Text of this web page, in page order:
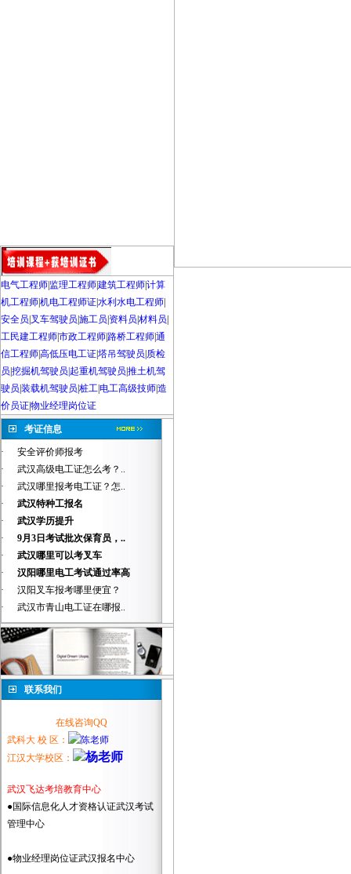
电气工程师 监理工程师建筑工程师计算
机工程师机电工程师证水利水电工程师
安全员 叉车驾驶员 施工员 资料员 材料员
工民建工程师市政工程师路桥工程师通
信工程师高低压电工证塔吊驾驶员 质检
员 挖掘机驾驶员|起重机驾驶员 推土机驾
驶员 装载机驾驶员 桩工电工高级技师造
价员证物业经理岗位证
考证信息
·
安全评价师报考
·
武汉高级电工证怎么考？..
·
武汉哪里报考电工证？怎..
·
武汉特种工报名
·
武汉学历提升
·
9月3日考试批次保育员，..
·
武汉哪里可以考叉车
·
汉阳哪里电工考试通过率高
·
汉阳叉车报考哪里便宜？
·
武汉市青山电工证在哪报..
联系我们
在线咨询QQ
武科大 校 区：
江汉大学校区：
武汉飞达考培教育中心
●国际信息化人才资格认证武汉考试
管理中心
●物业经理岗位证武汉报名中心